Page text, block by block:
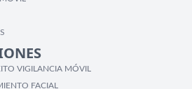
VIGILANCIA MÓVIL
FACIAL